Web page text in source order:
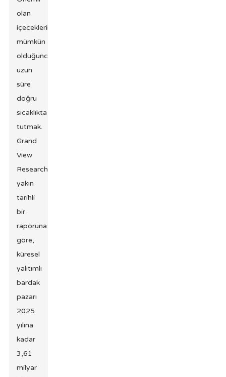
olan
içeceklerini
mümkün
olduğunca
uzun
süre
doğru
sıcaklıkta
tutmak.
Grand
View
Research'ün
yakın
tarihli
bir
raporuna
göre,
küresel
yalıtımlı
bardak
pazarı
2025
yılına
kadar
3,61
milyar